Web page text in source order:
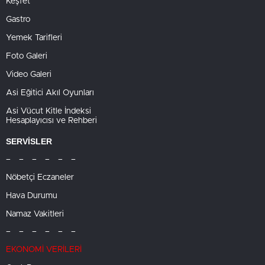
Gastro
Yemek Tarifleri
Foto Galeri
Video Galeri
Asi Eğitici Akıl Oyunları
Asi Vücut Kitle İndeksi
Hesaplayıcısı ve Rehberi
SERVİSLER
– – – – – –
Nöbetçi Eczaneler
Hava Durumu
Namaz Vakitleri
– – – – – –
EKONOMİ VERİLERİ